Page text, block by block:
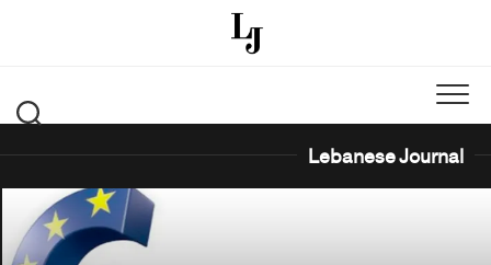
Lebanese Journal